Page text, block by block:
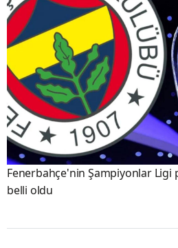
Fenerbahçe'nin Şampiyonlar
belli oldu